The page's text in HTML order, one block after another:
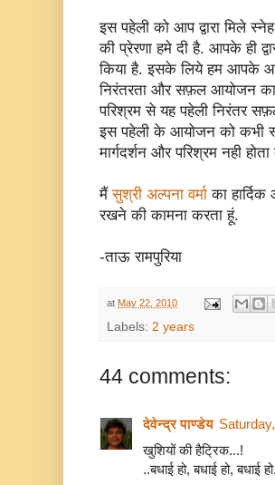
इस पहेली को आप द्वारा मिले
की प्रेरणा हमे दी है. आपके ही
किया है. इसके लिये हम आपके
निरंतरता और सफ़ल आयोजन
परिश्रम से यह पहेली निरंतर
इस पहेली के आयोजन को कभी
मार्गदर्शन और परिश्रम नही
मैंसुश्री अल्पना वर्मा का
रखने की कामना करता हूं.
-ताऊ रामपुरिया
at May 22, 2010
Labels: 2 years
44 comments:
देवेन्द्र पाण्डेय
खुशियों की हैट्रिक...!
..बधाई हो, बधाई हो, बधाई